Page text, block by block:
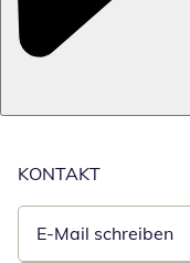
KONTAKT
E-Mail schreiben
Öffnet E-Mail-Client